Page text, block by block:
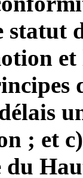
statut
et
; et
du